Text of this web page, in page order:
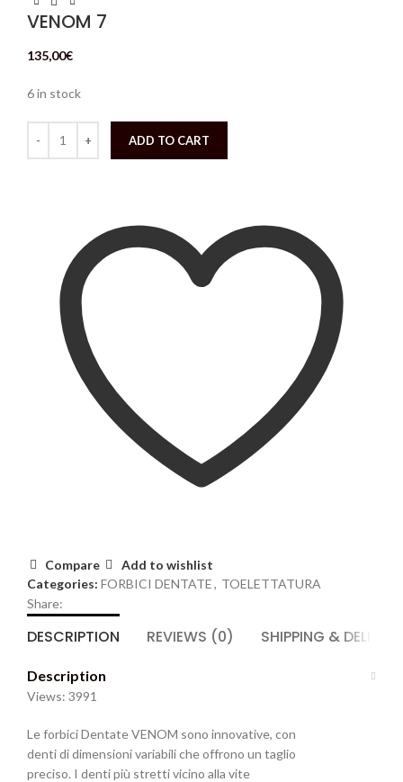
VENOM 7
135,00€
6 in stock
ADD TO CART
Compare
Add to wishlist
Categories: FORBICI DENTATE, TOELETTATURA
Share:
DESCRIPTION REVIEWS (0) SHIPPING &
Description
Views: 3991
Le forbici Dentate VENOM sono innovative, con
denti di dimensioni variabili che offrono un taglio
preciso. I denti più stretti vicino alla vite